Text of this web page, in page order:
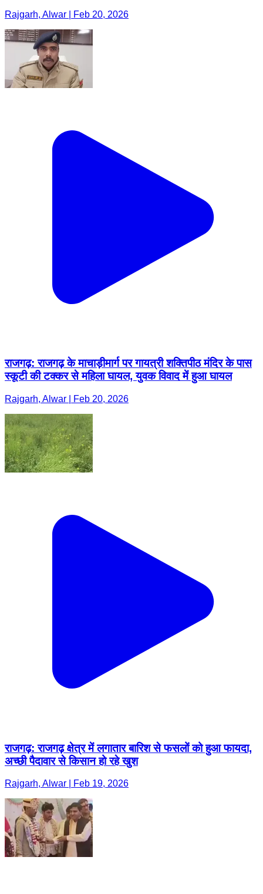
Rajgarh, Alwar | Feb 20, 2026
राजगढ़: राजगढ़ के माचाड़ीमार्ग पर गायत्री शक्तिपीठ मंदिर के पास
स्कूटी की टक्कर से महिला घायल, युवक विवाद में हुआ घायल
Rajgarh, Alwar | Feb 20, 2026
राजगढ़: राजगढ़ क्षेत्र में लगातार बारिश से फसलों को हुआ फायदा,
अच्छी पैदावार से किसान हो रहे खुश
Rajgarh, Alwar | Feb 19, 2026